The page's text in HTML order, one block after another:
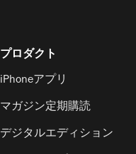
プロダクト
iPhoneアプリ
マガジン定期購読
デジタルエディション